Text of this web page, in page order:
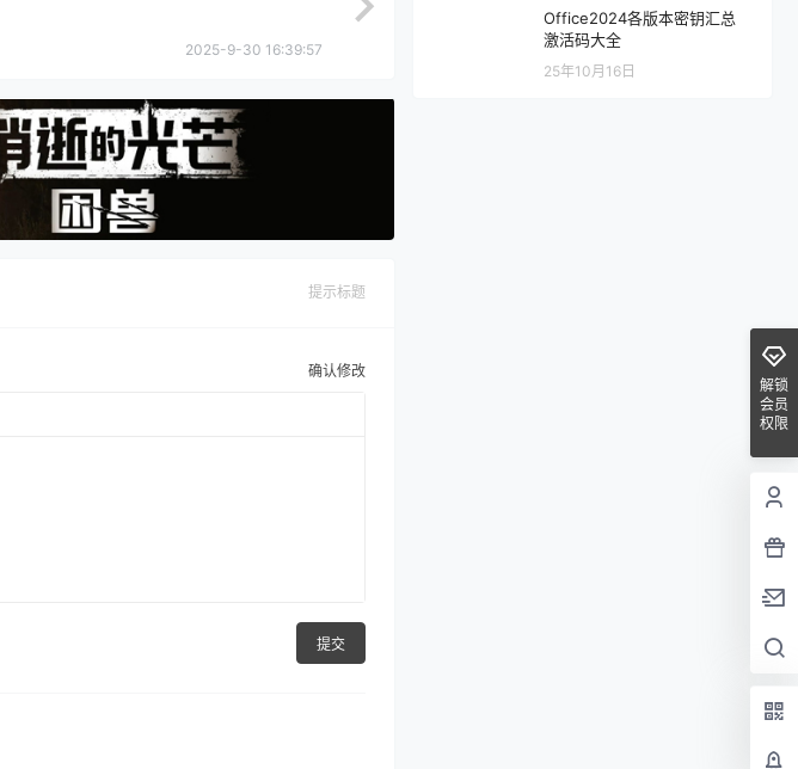
2025-9-30 16:39:57
提示标题
确认修改
提交
Office2024各版本密钥汇总
激活码大全
25年10月16日
解锁
会员
权限